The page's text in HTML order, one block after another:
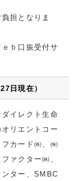
担となりま
ｂ口振受付サ
日現在）
イレクト生命
リエントコー
カード㈱、㈱
ァクター㈱、
ター、SMBC